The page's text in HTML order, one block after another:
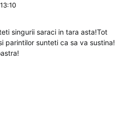
singurii saraci in tara asta!Tot
parintilor sunteti ca sa va sustina!